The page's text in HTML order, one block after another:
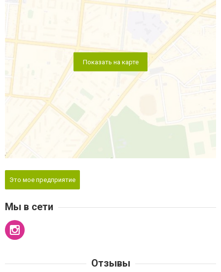
Показать на карте
Это мое предприятие
Мы в сети
Отзывы